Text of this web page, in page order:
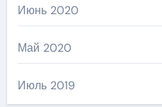
Июнь 2020
Май 2020
Июль 2019